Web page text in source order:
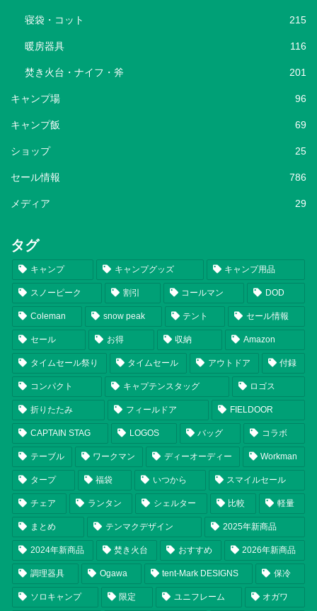
寝袋・コット 215
暖房器具 116
焚き火台・ナイフ・斧 201
キャンプ場 96
キャンプ飯 69
ショップ 25
セール情報 786
メディア 29
タグ
キャンプ キャンプグッズ キャンプ用品
スノーピーク 割引 コールマン DOD
Coleman snow peak テント セール情報
セール お得 収納 Amazon
タイムセール祭り タイムセール アウトドア 付録
コンパクト キャプテンスタッグ ロゴス
折りたたみ フィールドア FIELDOOR
CAPTAIN STAG LOGOS バッグ コラボ
テーブル ワークマン ディーオーディー Workman
タープ 福袋 いつから スマイルセール
チェア ランタン シェルター 比較 軽量
まとめ テンマクデザイン 2025年新商品
2024年新商品 焚き火台 おすすめ 2026年新商品
調理器具 Ogawa tent-Mark DESIGNS 保冷
ソロキャンプ 限定 ユニフレーム オガワ